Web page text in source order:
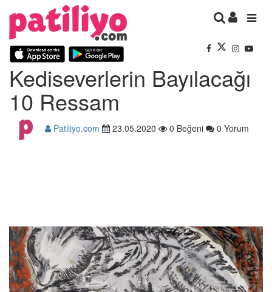
Kediseverlerin Bayılacağı
10 Ressam
Patiliyo.com 23.05.2020 0 Beğeni 0 Yorum